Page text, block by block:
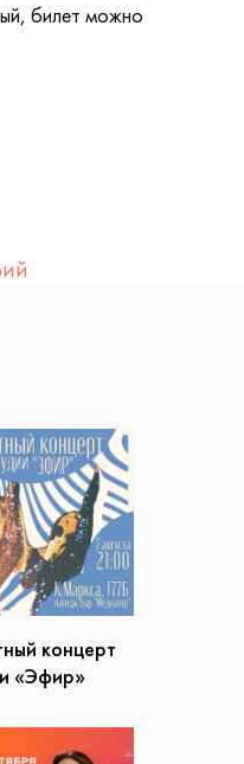
билет можно
концерт
«Эфир»